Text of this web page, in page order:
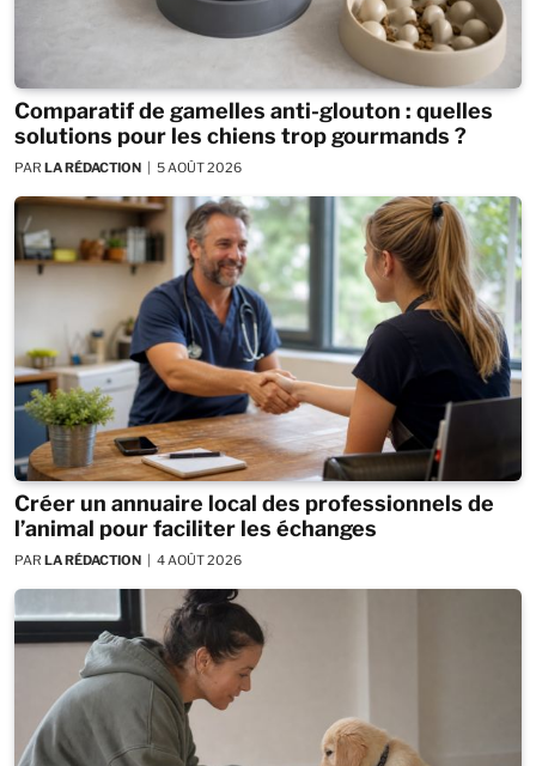
Comparatif de gamelles anti-glouton : quelles
solutions pour les chiens trop gourmands ?
PAR LA RÉDACTION 5 AOÛT 2026
Créer un annuaire local des professionnels de
l’animal pour faciliter les échanges
PAR LA RÉDACTION 4 AOÛT 2026